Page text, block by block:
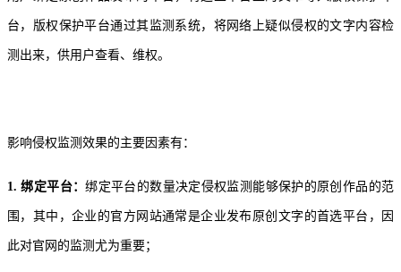
台，版权保护平台通过其监测系统，将网络上疑似侵权的文字内容检
测出来，供用户查看、维权。
影响侵权监测效果的主要因素有：
1. 绑定平台：绑定平台的数量决定侵权监测能够保护的原创作品的范
围，其中，企业的官方网站通常是企业发布原创文字的首选平台，因
此对官网的监测尤为重要；